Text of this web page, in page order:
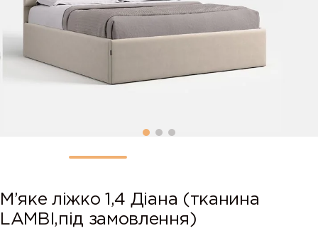
М’яке ліжко 1,4 Діана (тканина
LAMBI,під замовлення)